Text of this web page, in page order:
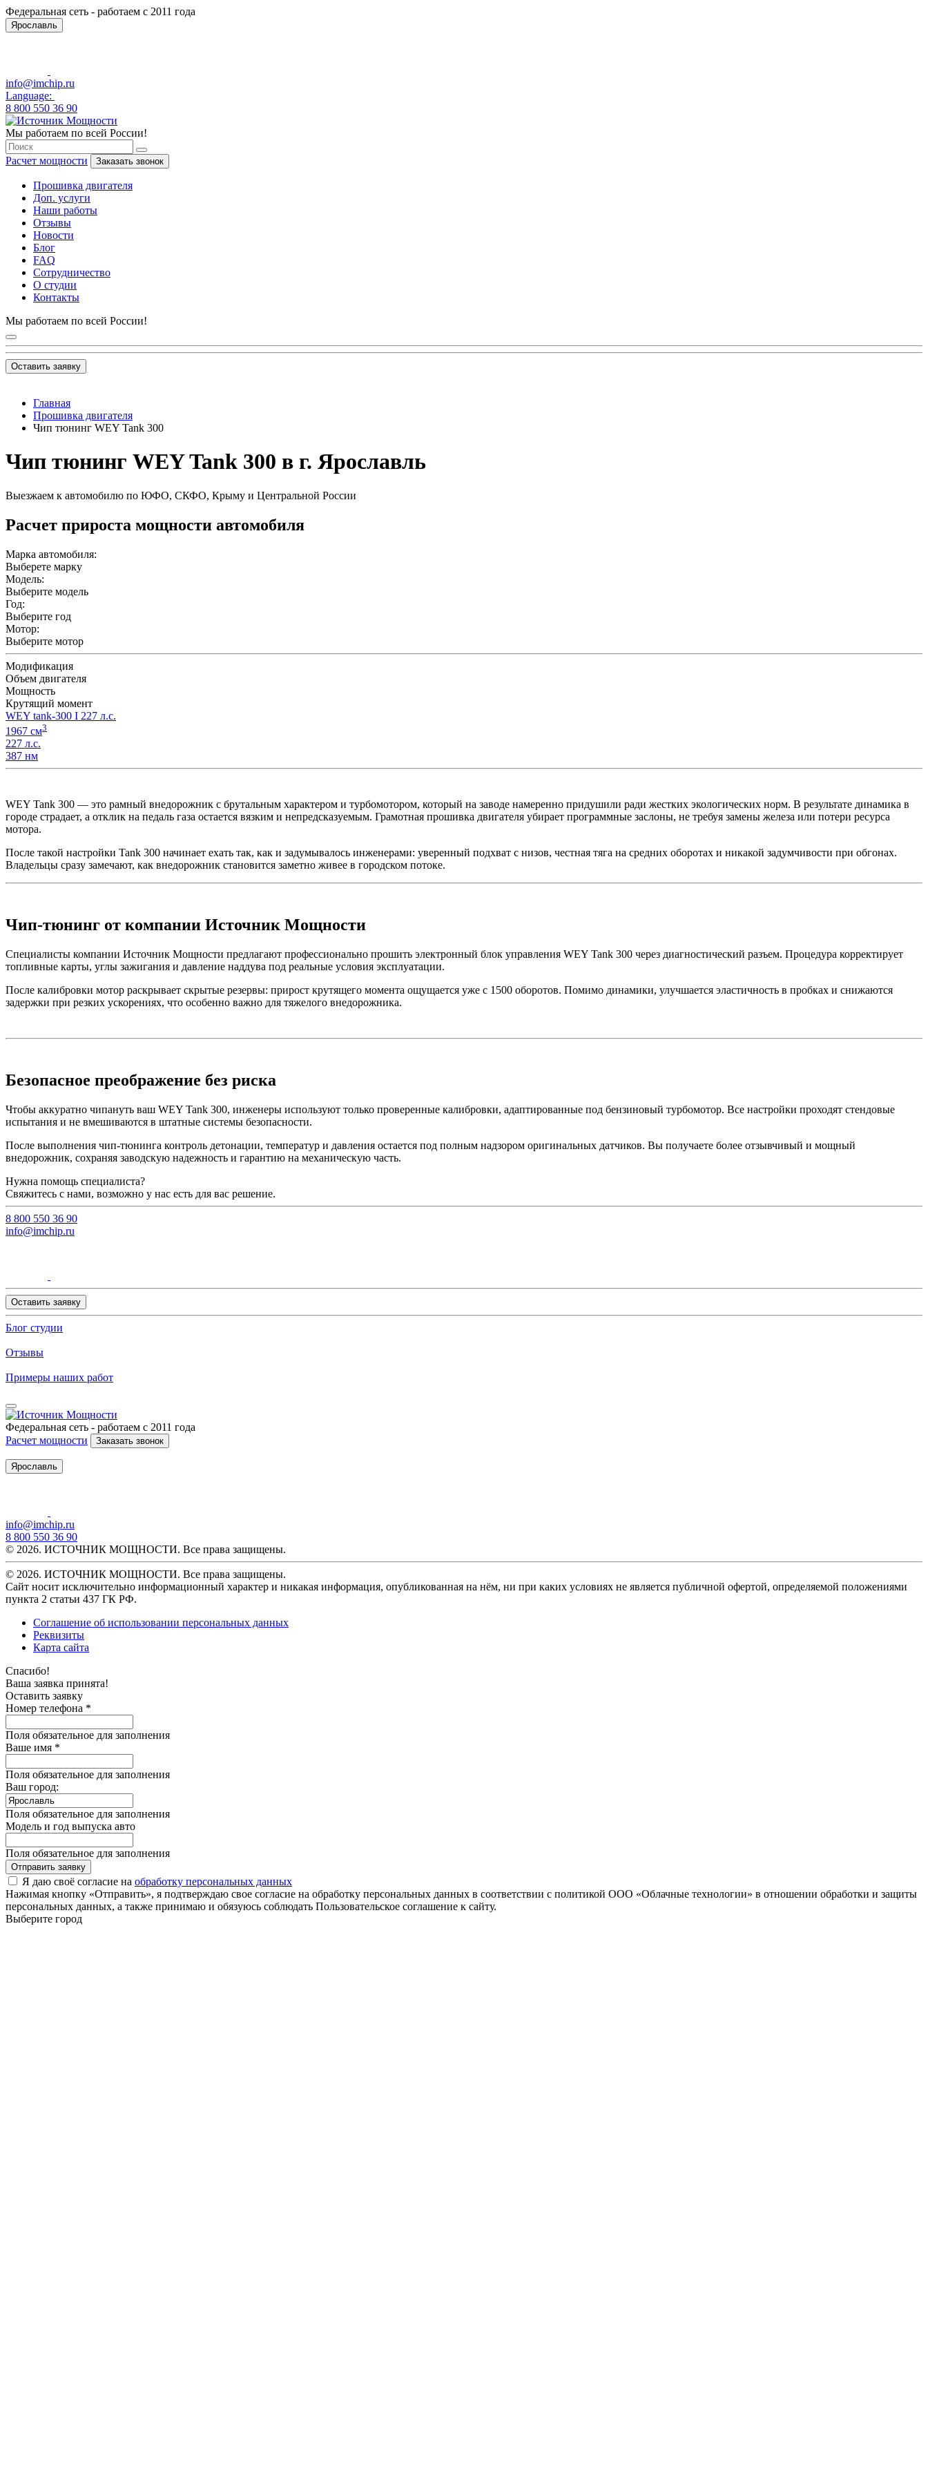
Федеральная сеть - работаем с 2011 года
Ярославль
info@imchip.ru
Language:
8 800 550 36 90
Мы работаем по всей России!
Расчет мощности Заказать звонок
Прошивка двигателя
Доп. услуги
Наши работы
Отзывы
Новости
Блог
FAQ
Сотрудничество
О студии
Контакты
Мы работаем по всей России!
Оставить заявку
Главная
Прошивка двигателя
Чип тюнинг WEY Tank 300
Чип тюнинг WEY Tank 300 в г. Ярославль
Выезжаем к автомобилю по ЮФО, СКФО, Крыму и Центральной России
Расчет прироста мощности автомобиля
Марка автомобиля:
Выберете марку
Модель:
Выберите модель
Год:
Выберите год
Мотор:
Выберите мотор
Модификация
Объем двигателя
Мощность
Крутящий момент
WEY tank-300 I 227 л.с.
1967 см3
227 л.с.
387 нм
WEY Tank 300 — это рамный внедорожник с брутальным характером и турбомотором, который на заводе намеренно придушили ради жестких экологических норм. В результате динамика в
городе страдает, а отклик на педаль газа остается вязким и непредсказуемым. Грамотная прошивка двигателя убирает программные заслоны, не требуя замены железа или потери ресурса
мотора.
После такой настройки Tank 300 начинает ехать так, как и задумывалось инженерами: уверенный подхват с низов, честная тяга на средних оборотах и никакой задумчивости при обгонах.
Владельцы сразу замечают, как внедорожник становится заметно живее в городском потоке.
Чип-тюнинг от компании Источник Мощности
Специалисты компании Источник Мощности предлагают профессионально прошить электронный блок управления WEY Tank 300 через диагностический разъем. Процедура корректирует
топливные карты, углы зажигания и давление наддува под реальные условия эксплуатации.
После калибровки мотор раскрывает скрытые резервы: прирост крутящего момента ощущается уже с 1500 оборотов. Помимо динамики, улучшается эластичность в пробках и снижаются
задержки при резких ускорениях, что особенно важно для тяжелого внедорожника.
Безопасное преображение без риска
Чтобы аккуратно чипануть ваш WEY Tank 300, инженеры используют только проверенные калибровки, адаптированные под бензиновый турбомотор. Все настройки проходят стендовые
испытания и не вмешиваются в штатные системы безопасности.
После выполнения чип-тюнинга контроль детонации, температур и давления остается под полным надзором оригинальных датчиков. Вы получаете более отзывчивый и мощный
внедорожник, сохраняя заводскую надежность и гарантию на механическую часть.
Нужна помощь специалиста?
Свяжитесь с нами, возможно у нас есть для вас решение.
8 800 550 36 90
info@imchip.ru
Оставить заявку
Блог студии
Отзывы
Примеры наших работ
Федеральная сеть - работаем с 2011 года
Расчет мощности
Заказать звонок
Ярославль
info@imchip.ru
8 800 550 36 90
© 2026. ИСТОЧНИК МОЩНОСТИ. Все права защищены.
© 2026. ИСТОЧНИК МОЩНОСТИ. Все права защищены.
Сайт носит исключительно информационный характер и никакая информация, опубликованная на нём, ни при каких условиях не является публичной офертой, определяемой положениями
пункта 2 статьи 437 ГК РФ.
Соглашение об использовании персональных данных
Реквизиты
Карта сайта
Спасибо!
Ваша заявка принята!
Оставить заявку
Номер телефона *
Поля обязательное для заполнения
Ваше имя *
Поля обязательное для заполнения
Ваш город:
Поля обязательное для заполнения
Модель и год выпуска авто
Поля обязательное для заполнения
Отправить заявку
Я даю своё согласие на обработку персональных данных
Нажимая кнопку «Отправить», я подтверждаю свое согласие на обработку персональных данных в соответствии с политикой ООО «Облачные технологии» в отношении обработки и защиты
персональных данных, а также принимаю и обязуюсь соблюдать Пользовательское соглашение к сайту.
Выберите город